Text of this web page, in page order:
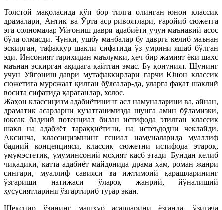
Толстой мақоласида кўп бор тилга олинган юнон классик
драмалари, Антик ва Ўрта аср ривоятлари, ғаройиб сюжетга
эга солномалар Уйғониш даври адабиёти учун маънавий асос
бўла олмасди. Чунки, ушбу манбалар бу даврга келиб маънан
эскирган, тафаккур шакли сифатида ўз умрини яшаб бўлган
эди. Инсоният тарихидан маълумки, ҳеч бир жамият ёки шахс
маънан эскирган ақидага қайтган эмас. Бу қонуният. Шунинг
учун Уйғониш даври мутафаккирлари гарчи Юнон классик
сюжетига мурожаат қилган бўлсалар-да, уларга фақат шаклий
восита сифатида қараганлар, холос.
Жаҳон классицизм адабиётининг асл намуналарини ва, айнан,
драматик асарларни кузатганимизда шунга амин бўламизки,
юксак бадиий потенциал билан истифода этилган классик
шакл на адабиёт тараққиётини, на истеъдодни чеклайди.
Аксинча, классицизмнинг гениал намуналарида муаллиф
бадиий концепцияси, классик сюжетни истифода этароқ,
умумэстетик, умуминсоний моҳият касб этади. Бундан келиб
чиқадики, катта адабиёт майдонида драма ҳам, роман жанри
сингари, муаллиф савияси ва ижтимоий қарашларининг
ўзгариши натижаси ўлароқ жанрий, йўналиший
хусусиятларини ўзгартириб турар экан.
Шекспир ўзининг машҳур асарларини ёзганда, ўзигача